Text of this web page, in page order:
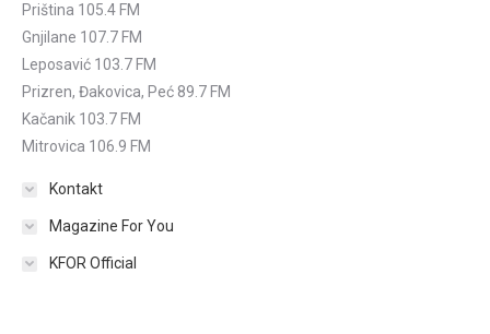
Priština 105.4 FM
Gnjilane 107.7 FM
Leposavić 103.7 FM
Prizren, Đakovica, Peć 89.7 FM
Kačanik 103.7 FM
Mitrovica 106.9 FM
Kontakt
Magazine For You
KFOR Official